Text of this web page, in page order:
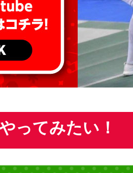
ってみたい！